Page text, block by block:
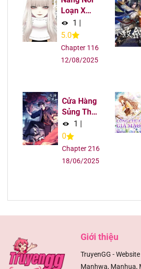
Chapter 502
Chapter 499
Chapter 498
Chapter 497
Chapter 493
Loạn X
Chàng Thợ
May
1 |
5.0
Chapter 116
12/08/2025
Cửa Hàng
Sủng Thú
Siêu Thần
1
0
Chapter 216
18/06/2025
Giới thiệu
TruyenGG -
Manhwa, Manhua,